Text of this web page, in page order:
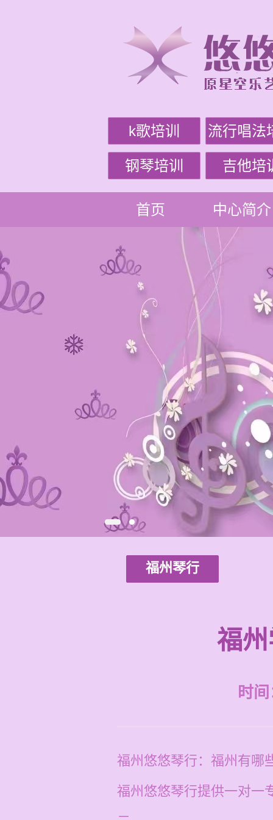
k歌培训 流行唱法
钢琴培训 吉他培
首页 中心简介
福州琴行
福
时
福州悠悠琴行：福州有哪
福州悠悠琴行提供一对一